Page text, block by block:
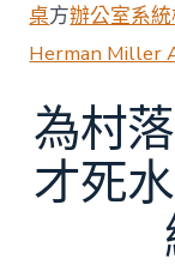
桌方辦公室系
Herman Miller
為村
才死